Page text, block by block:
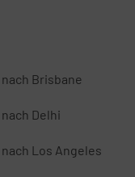
Brisbane
Delhi
Los Angeles